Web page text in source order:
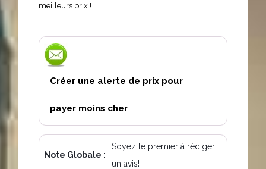
meilleurs prix !
Créer une alerte de prix pour
payer moins cher
Note Globale :
Soyez le premier à rédiger
un avis!